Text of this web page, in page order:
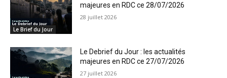
Le Brief du Jour
majeures en RDC ce 28/07/2026
28 juillet 2026
Le Debrief du Jour : les actualités
majeures en RDC ce 27/07/2026
27 juillet 2026